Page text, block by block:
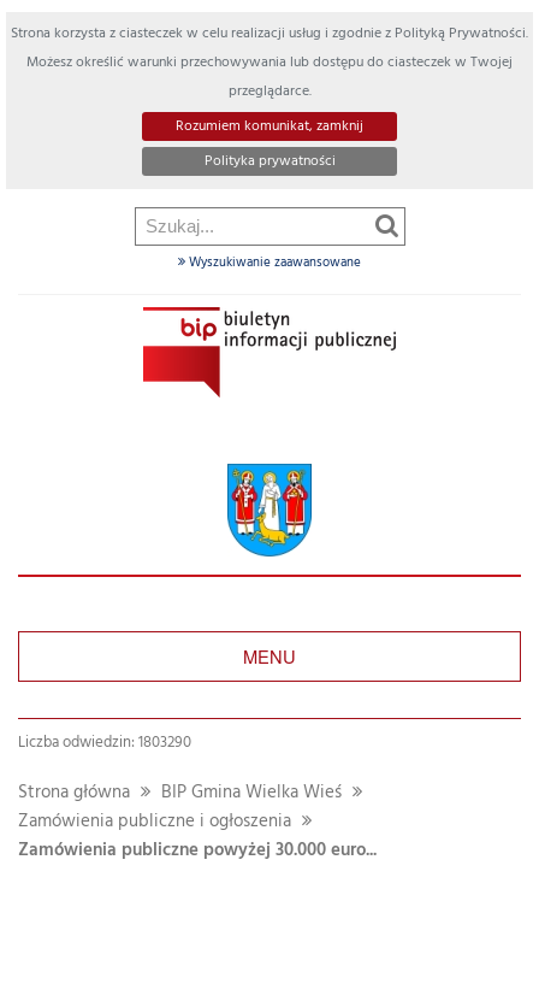
Strona korzysta z ciasteczek w celu realizacji usług i zgodnie z Polityką Prywatności.
Możesz określić warunki przechowywania lub dostępu do ciasteczek w Twojej
przeglądarce.
Rozumiem komunikat, zamknij
Polityka prywatności
Wyszukiwanie zaawansowane
MENU
Liczba odwiedzin: 1803290
Strona główna
BIP Gmina Wielka Wieś
Zamówienia publiczne i ogłoszenia
Zamówienia publiczne powyżej 30.000 euro...
Szukaj